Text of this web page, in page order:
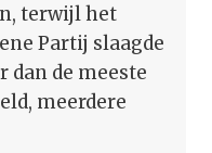
terwijl het
Partij slaagde
dan de meeste
meerdere